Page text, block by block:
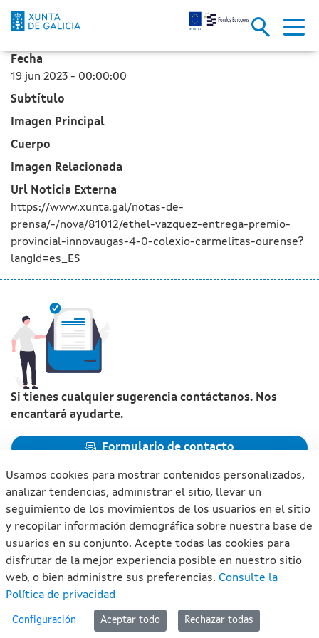
Ethel Vázquez entrega el
Saltar al contenido principal
Fecha
19 jun 2023 - 00:00:00
Subtítulo
Imagen Principal
Cuerpo
Imagen Relacionada
Url Noticia Externa
https://www.xunta.gal/notas-de-
prensa/-/nova/81012/ethel-vazquez-entrega-premio-
provincial-innovaugas-4-0-colexio-carmelitas-ourense?
langId=es_ES
Si tienes cualquier sugerencia contáctanos. Nos
encantará ayudarte.
Formulario de contacto
Xunta de Galicia. Información mantenida y publicada en
internet por la Xunta de Galicia
Atención a la ciudadanía
Accesibilidad
Usamos cookies para mostrar contenidos personalizados,
analizar tendencias, administrar el sitio, llevar un
seguimiento de los movimientos de los usuarios en el sitio
y recopilar información demográfica sobre nuestra base de
usuarios en su conjunto. Acepte todas las cookies para
disfrutar de la mejor experiencia posible en nuestro sitio
web, o bien administre sus preferencias. Consulte la
Política de privacidad
Configuración Aceptar todo Rechazar todas